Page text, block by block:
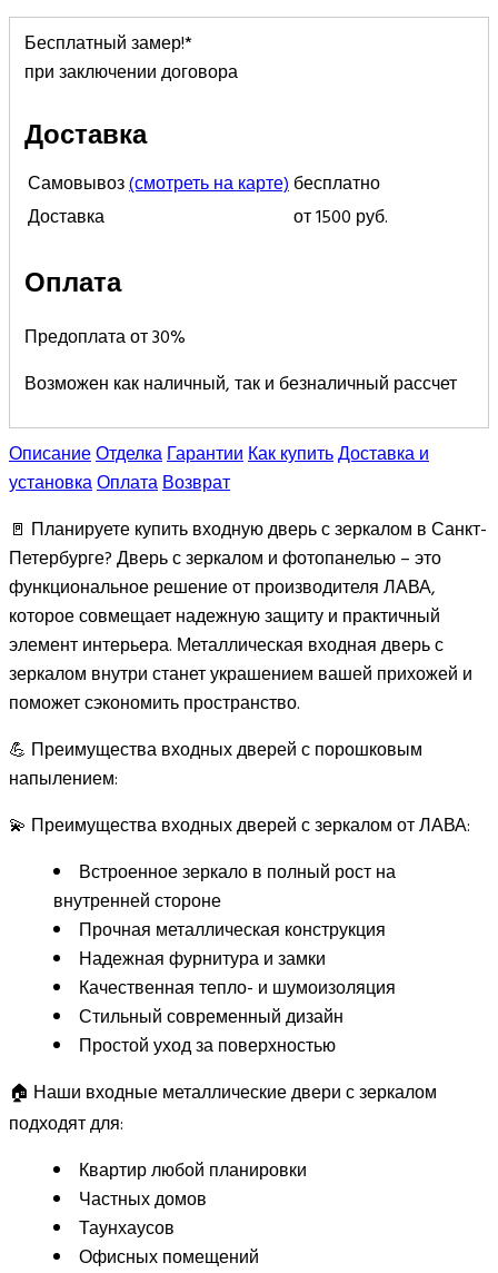
Бесплатный замер!*
при заключении договора
Доставка
Самовывоз(смотреть на карте)бесплатно
Доставка
от 1500 руб.
Оплата
Предоплата от 30%
Возможен как наличный, так и безналичный рассчет
ОписаниеОтделкаГарантииКак купитьДоставка и
установкаОплатаВозврат
🚪 Планируете купить входную дверь с зеркалом в Санкт-
Петербурге? Дверь с зеркалом и фотопанелью – это
функциональное решение от производителя ЛАВА,
которое совмещает надежную защиту и практичный
элемент интерьера. Металлическая входная дверь с
зеркалом внутри станет украшением вашей прихожей и
поможет сэкономить пространство.
💪 Преимущества входных дверей с порошковым
напылением:
💫 Преимущества входных дверей с зеркалом от ЛАВА:
Встроенное зеркало в полный рост на
внутренней стороне
Прочная металлическая конструкция
Надежная фурнитура и замки
Качественная тепло- и шумоизоляция
Стильный современный дизайн
Простой уход за поверхностью
🏠 Наши входные металлические двери с зеркалом
подходят для:
Квартир любой планировки
Частных домов
Таунхаусов
Офисных помещений